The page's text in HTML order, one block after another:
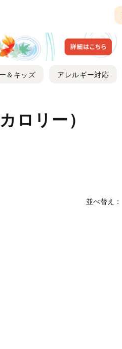
＆キッズ アレルギー対応
ロリー）
並べ替え：